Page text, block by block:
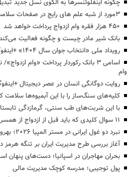
چگونه اینفلوئنسرها به الگوی نسل جدید
3مورد از شبه علم های رایج در صفحات سلامت +اینفوگرافی
۴۵۰ هزار فقره وام ازدواج پرداخت خواهد شد
بانک شیر مادر چیست و چگونه فعالیت
رویداد ملی «انتخاب جوان سال ۱۴۰۴» +اینفوگرافی
اسامی ۳ بانک رکوردار پرداخت «وام
وام
روایت دوگانگی انسان در عصر دیجیتال
کلیه‌های سنگ‌ساز را با این آبمیوه‌ها سلامت
با این شربت‌های طب سنتی، گرمازدگی
۱۱ سوال کلیدی که باید قبل از ازدواج از همسر آینده‌تان بپرسید +اینفوگرافی
نبرد دو غول ایرانی در مستر المپیا ۲۰۲۶؛ بهروز تابانی شگفتی‌ساز می‌شود؟
آغاز بررسی طرح مدیریت ایران بر تنگه
بحران مهاجران در اسپانیا؛ دست‌های پنهان
پول توجیبی؛ مدرسه کوچک مدیریت مالی